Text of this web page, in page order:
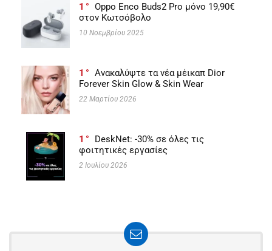
1
Oppo Enco Buds2 Pro μόνο 19,90€
στον Κωτσόβολο
10 Νοεμβρίου 2025
1
Ανακαλύψτε τα νέα μέικαπ Dior
Forever Skin Glow & Skin Wear
22 Μαρτίου 2026
1
DeskNet: -30% σε όλες τις
φοιτητικές εργασίες
2 Ιουλίου 2026